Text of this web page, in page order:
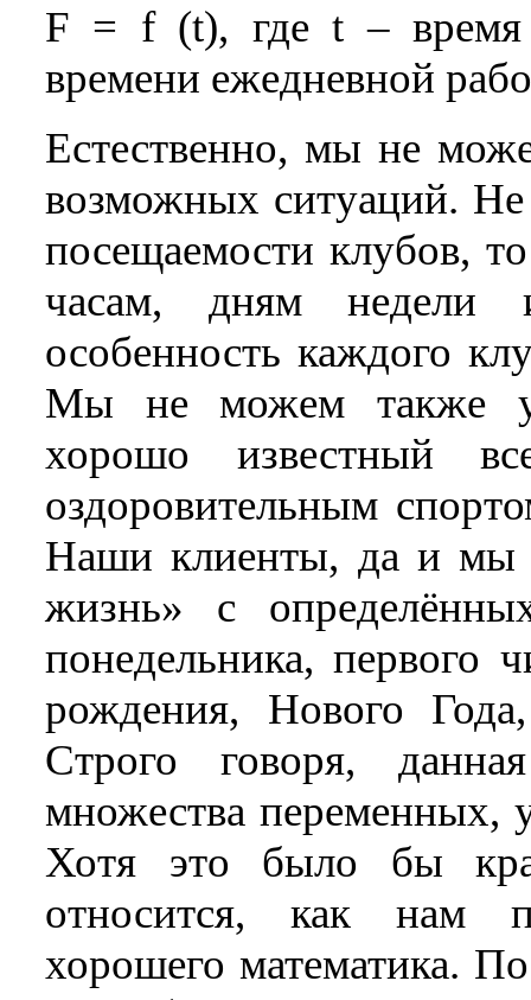
F = f (t), где t – время
времени ежедневной
Естественно, мы не
возможных ситуаций.
посещаемости клубов,
часам, дням недели
особенность каждого
Мы не можем также
хорошо известный
оздоровительным
Наши клиенты, да и мы
жизнь» с
понедельника, первого
рождения, Нового
Строго говоря,
множества переменных,
Хотя это было бы
относится, как нам
хорошего математика.